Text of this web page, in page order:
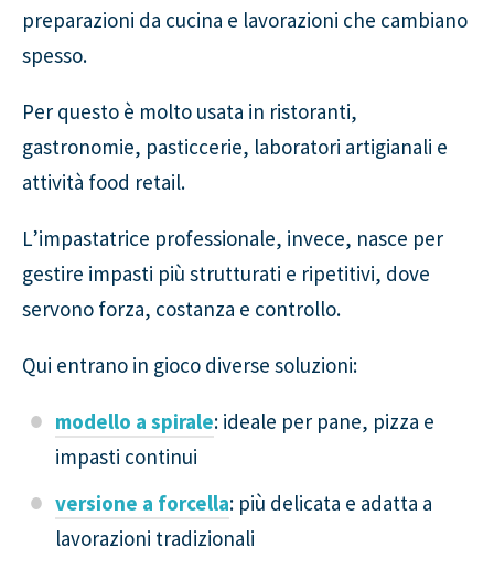
preparazioni da cucina e lavorazioni che cambiano
spesso.
Per questo è molto usata in ristoranti,
gastronomie, pasticcerie, laboratori artigianali e
attività food retail.
L’impastatrice professionale, invece, nasce per
gestire impasti più strutturati e ripetitivi, dove
servono forza, costanza e controllo.
Qui entrano in gioco diverse soluzioni:
modello a spirale: ideale per pane, pizza e
impasti continui
versione a forcella: più delicata e adatta a
lavorazioni tradizionali